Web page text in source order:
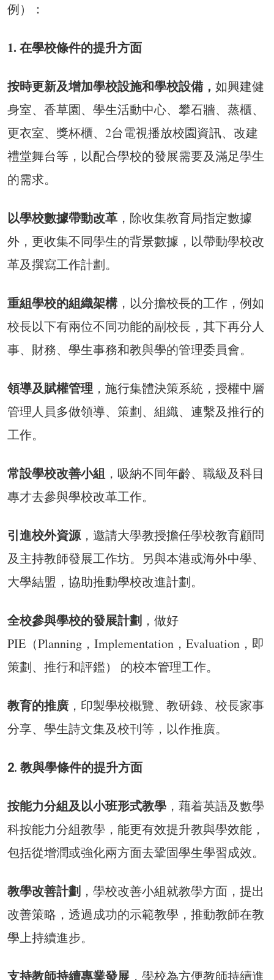
例）：
1. 在學校條件的提升方面
按時更新及增加學校設施和學校設備， 如興建健
身室、香草園、學生活動中心、攀石牆、蒸櫃、
更衣室、獎杯櫃、2台電視播放校園資訊、改建
禮堂舞台等，以配合學校的發展需要及滿足學生
的需求。
以學校數據帶動改革 ，除收集教育局指定數據
外，更收集不同學生的背景數據，以帶動學校改
革及撰寫工作計劃。
重組學校的組織架構，以分擔校長的工作，例如
校長以下有兩位不同功能的副校長，其下再分人
事、財務、學生事務和教與學的管理委員會。
領導及賦權管理，施行集體決策系統，授權中層
管理人員多做領導、策劃、組織、連繫及推行的
工作。
常設學校改善小組，吸納不同年齡、職級及科目
專才去參與學校改革工作。
引進校外資源，邀請大學教授擔任學校教育顧問
及主持教師發展工作坊。另與本港或海外中學、
大學結盟，協助推動學校改進計劃。
全校參與學校的發展計劃 ，做好
PIE（Planning，Implementation，Evaluation，即
策劃、推行和評鑑） 的校本管理工作。
教育的推廣 ，印製學校概覽、教研錄、校長家事
分享、學生詩文集及校刊等，以作推廣。
2. 教與學條件的提升方面
按能力分組及以小班形式教學 ，藉着英語及數學
科按能力分組教學，能更有效提升教與學效能，
包括從增潤或強化兩方面去鞏固學生學習成效。
教學改善計劃 ，學校改善小組就教學方面，提出
改善策略，透過成功的示範教學，推動教師在教
學上持續進步。
支持教師持續專業發展 ，學校為方便教師持續進